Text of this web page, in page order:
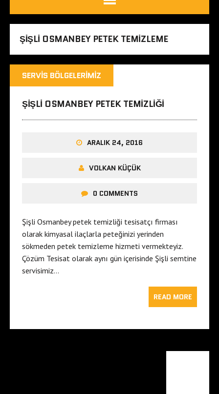
ŞIŞLI OSMANBEY PETEK TEMIZLEME
SERVIS BÖLGELERIMIZ
ŞIŞLI OSMANBEY PETEK TEMIZLIĞI
ARALIK 24, 2016
VOLKAN KÜÇÜK
0 COMMENTS
Şişli Osmanbey petek temizliği tesisatçı firması
olarak kimyasal ilaçlarla peteğinizi yerinden
sökmeden petek temizleme hizmeti vermekteyiz.
Çözüm Tesisat olarak aynı gün içerisinde Şişli semtine
servisimiz…
READ MORE